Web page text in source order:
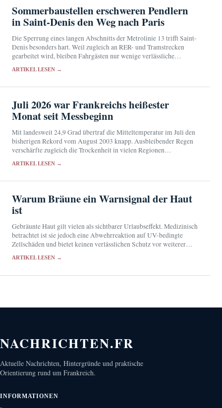
Sommerbaustellen erschweren Pendlern
in Saint-Denis den Weg nach Paris
Die Sperrung eines langen Abschnitts der Metrolinie 13 trifft Saint-
Denis besonders hart. Weil zugleich an RER- und Tramstrecken
gearbeitet wird, bleiben Fahrgästen nur wenige verlässliche
ARTIKEL LESEN →
Juli 2026 war Frankreichs heißester
Monat seit Messbeginn
Mit landesweit 24,9 Grad übertraf die Mitteltemperatur im Juli den
bisherigen Rekord vom August 2003 knapp. Ausbleibender Regen
verschärfte zugleich die Trockenheit in vielen Regionen
ARTIKEL LESEN →
Warum Bräune ein Warnsignal der Haut
ist
Gebräunte Haut gilt vielen als sichtbarer Urlaubseffekt. Medizinisch
betrachtet ist sie jedoch eine Abwehrreaktion auf UV-bedingte
Zellschäden und bietet keinen verlässlichen Schutz vor weiterer
ARTIKEL LESEN →
NACHRICHTEN.FR
Aktuelle Nachrichten, Hintergründe und praktische
Orientierung rund um Frankreich.
INFORMATIONEN